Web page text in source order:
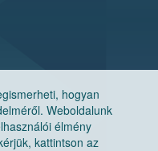
hogyan
Weboldalunk
élmény
kattintson az